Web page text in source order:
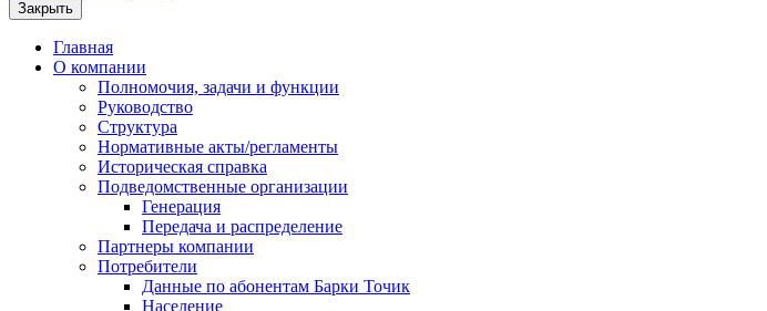
Закрыть
Главная
О компании
Полномочия, задачи и функции
Руководство
Структура
Нормативные акты/регламенты
Историческая справка
Подведомственные организации
Генерация
Передача и распределение
Партнеры компании
Потребители
Данные по абонентам Барки Точик
Население